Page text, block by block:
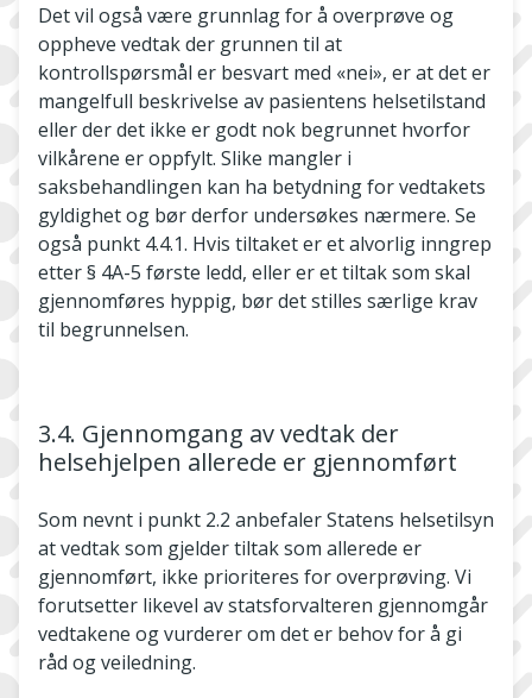
Det vil også være grunnlag for å overprøve og
oppheve vedtak der grunnen til at
kontrollspørsmål er besvart med «nei», er at det er
mangelfull beskrivelse av pasientens helsetilstand
eller der det ikke er godt nok begrunnet hvorfor
vilkårene er oppfylt. Slike mangler i
saksbehandlingen kan ha betydning for vedtakets
gyldighet og bør derfor undersøkes nærmere. Se
også punkt 4.4.1. Hvis tiltaket er et alvorlig inngrep
etter § 4A-5 første ledd, eller er et tiltak som skal
gjennomføres hyppig, bør det stilles særlige krav
til begrunnelsen.
3.4. Gjennomgang av vedtak der
helsehjelpen allerede er gjennomført
Som nevnt i punkt 2.2 anbefaler Statens helsetilsyn
at vedtak som gjelder tiltak som allerede er
gjennomført, ikke prioriteres for overprøving. Vi
forutsetter likevel av statsforvalteren gjennomgår
vedtakene og vurderer om det er behov for å gi
råd og veiledning.